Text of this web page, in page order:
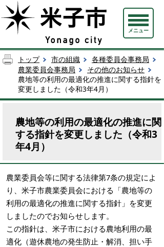
メニュー
トップ 市の組織
各種委員会事務局
農業委員会事務局
その他のお知らせ
農地等の利用の最適化の推進に関する指針を
変更しました（令和3年4月）
農地等の利用の最適化の推進に関
する指針を変更しました（令和3
年4月）
農業委員会等に関する法律第7条の規定によ
り、米子市農業委員会における「農地等の
利用の最適化の推進に関する指針」を変更
しましたのでお知らせします。
この指針は、米子市における農地利用の最
適化（遊休農地の発生防止・解消、担い手